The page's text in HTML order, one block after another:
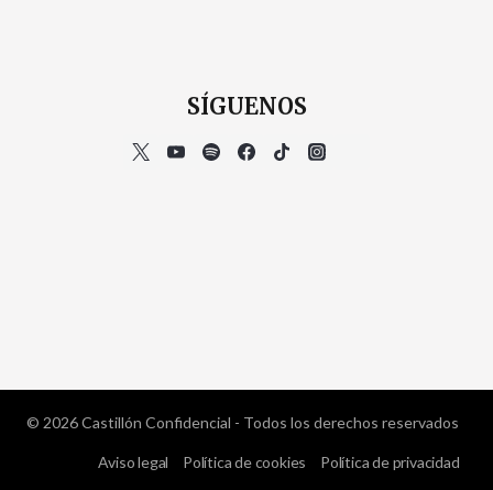
SÍGUENOS
© 2026 Castillón Confidencial - Todos los derechos reservados
Aviso legal Política de cookies Política de privacidad